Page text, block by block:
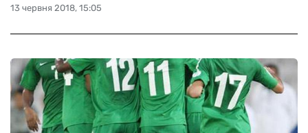
13 червня 2018, 15:05